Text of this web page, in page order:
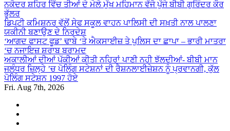
ਨਕੋਦਰ ਸ਼ਹਿਰ ਵਿੱਚ ਤੀਆਂ ਦੇ ਮੇਲੇ ਮੁੱਖ ਮਹਿਮਾਨ ਵੱਜੋ ਪੁੱਜੇ ਬੀਬੀ ਗੁਰਿੰਦਰ ਕੌਰ
ਭੁੱਲਰ
ਡਿਪਟੀ ਕਮਿਸ਼ਨਰ ਵੱਲੋਂ ਸੇਫ ਸਕੂਲ ਵਾਹਨ ਪਾਲਿਸੀ ਦੀ ਸਖ਼ਤੀ ਨਾਲ ਪਾਲਣਾ
ਯਕੀਨੀ ਬਣਾਉਣ ਦੇ ਨਿਰਦੇਸ਼
‘ਆਗਦ ਫਾਸਟ ਫੂਡ’ ਢਾਬੇ ‘ਤੇ ਐਕਸਾਈਜ਼ ਤੇ ਪੁਲਿਸ ਦਾ ਛਾਪਾ – ਭਾਰੀ ਮਾਤਰਾ
‘ਚ ਨਜਾਇਜ਼ ਸ਼ਰਾਬ ਬਰਾਮਦ
ਅਕਾਲੀਆਂ ਦੀਆਂ ਪੱਕੀਆਂ ਕੀਤੀ ਨਹਿਰਾਂ ਪਾਣੀ ਨਹੀ ਝੱਲਦੀਆਂ- ਬੀਬੀ ਮਾਨ
ਜਲੰਧਰ ਜ਼ਿਲ੍ਹੇ ’ਚ ਪੋਲਿੰਗ ਸਟੇਸ਼ਨਾਂ ਦੀ ਰੈਸ਼ਨਲਾਈਜ਼ੇਸ਼ਨ ਨੂੰ ਪ੍ਰਵਾਨਗੀ, ਕੁੱਲ
ਪੋਲਿੰਗ ਸਟੇਸ਼ਨ 1997 ਹੋਏ
Fri. Aug 7th, 2026